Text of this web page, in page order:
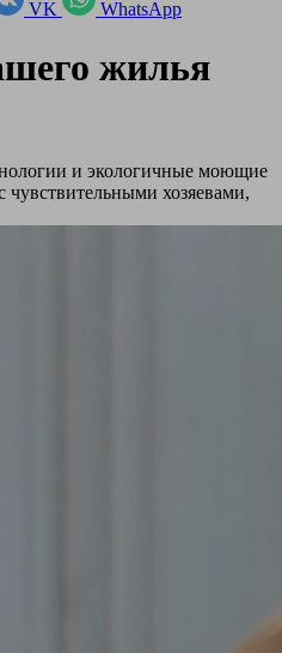
VK WhatsApp
жилья
и экологичные моющие
чувствительными хозяевами,